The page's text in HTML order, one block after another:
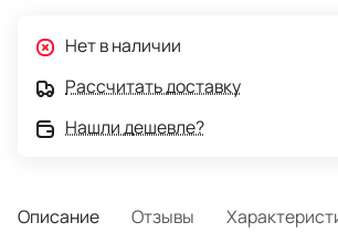
Нет в наличии
Рассчитать доставку
Нашли дешевле?
Описание Отзывы